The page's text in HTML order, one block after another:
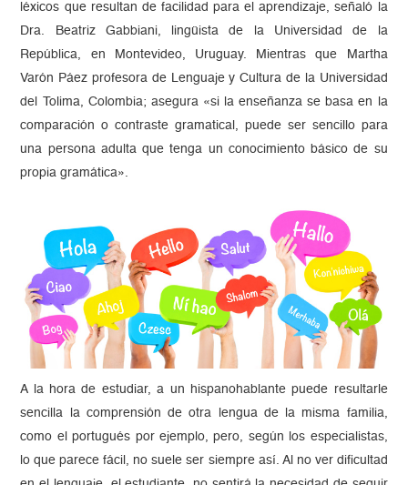
léxicos que resultan de facilidad para el aprendizaje, señaló la
Dra. Beatriz Gabbiani, lingüista de la Universidad de la
República, en Montevideo, Uruguay. Mientras que Martha
Varón Páez profesora de Lenguaje y Cultura de la Universidad
del Tolima, Colombia; asegura «si la enseñanza se basa en la
comparación o contraste gramatical, puede ser sencillo para
una persona adulta que tenga un conocimiento básico de su
propia gramática».
A la hora de estudiar, a un hispanohablante puede resultarle
sencilla la comprensión de otra lengua de la misma familia,
como el portugués por ejemplo, pero, según los especialistas,
lo que parece fácil, no suele ser siempre así. Al no ver dificultad